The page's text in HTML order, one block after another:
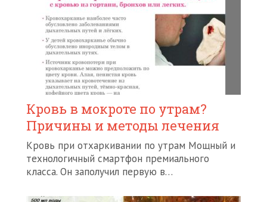
Кровь в мокроте по утрам?
Причины и методы лечения
Кровь при отхаркивании по утрам Мощный и
технологичный смартфон премиального
класса. Он заполучил первую в…